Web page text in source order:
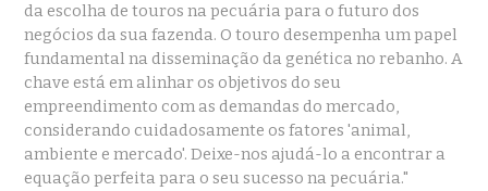
da escolha de touros na pecuária para o futuro dos
negócios da sua fazenda. O touro desempenha um papel
fundamental na disseminação da genética no rebanho. A
chave está em alinhar os objetivos do seu
empreendimento com as demandas do mercado,
considerando cuidadosamente os fatores 'animal,
ambiente e mercado'. Deixe-nos ajudá-lo a encontrar a
equação perfeita para o seu sucesso na pecuária."